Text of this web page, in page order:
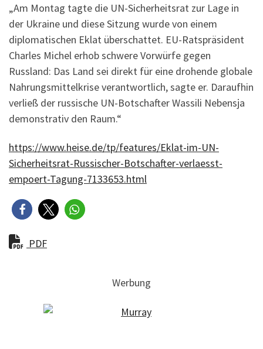
„Am Montag tagte die UN-Sicherheitsrat zur Lage in
der Ukraine und diese Sitzung wurde von einem
diplomatischen Eklat überschattet. EU-Ratspräsident
Charles Michel erhob schwere Vorwürfe gegen
Russland: Das Land sei direkt für eine drohende globale
Nahrungsmittelkrise verantwortlich, sagte er. Daraufhin
verließ der russische UN-Botschafter Wassili Nebensja
demonstrativ den Raum.“
https://www.heise.de/tp/features/Eklat-im-UN-
Sicherheitsrat-Russischer-Botschafter-verlaesst-
empoert-Tagung-7133653.html
PDF
Werbung